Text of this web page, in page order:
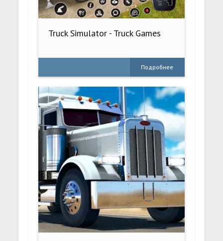
Truck Simulator - Truck Games
Подробнее